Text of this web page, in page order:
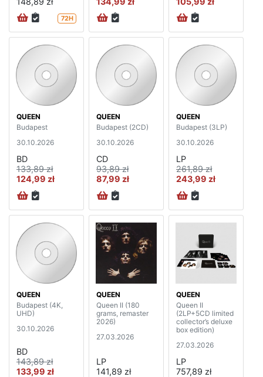
72H
QUEEN
Budapest
30.10.2026
BD
133,89 zł
124,99 zł
QUEEN
Budapest (2CD)
30.10.2026
CD
93,89 zł
87,99 zł
QUEEN
Budapest (3LP)
30.10.2026
LP
261,89 zł
243,99 zł
QUEEN
Budapest (4K,
UHD)
30.10.2026
BD
143,89 zł
133,99 zł
QUEEN
Queen II (180
grams, remaster
2026)
27.03.2026
LP
141,89 zł
QUEEN
Queen II
(2LP+5CD limited
collector’s deluxe
box edition)
27.03.2026
LP
757,89 zł